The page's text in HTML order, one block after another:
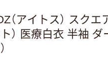
（アイトス） スク
） 医療白衣 半袖